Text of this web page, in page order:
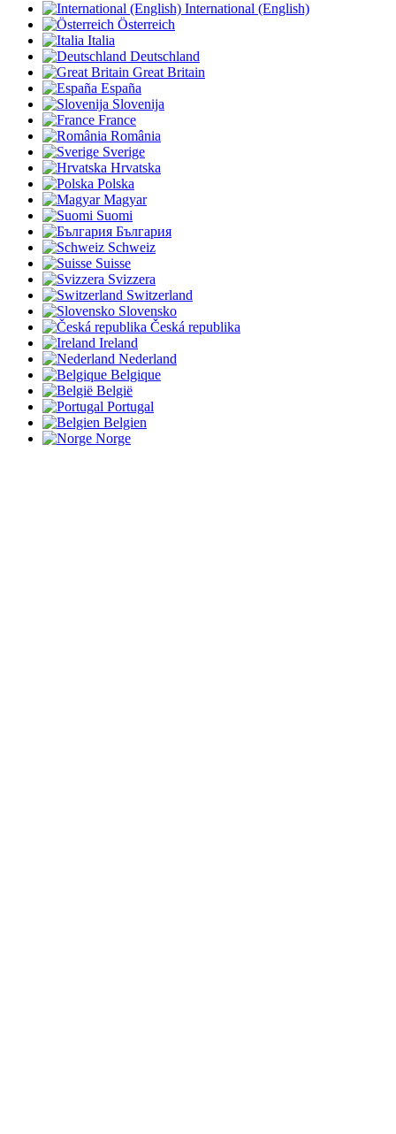
International (English)
Österreich
Italia
Deutschland
Great Britain
España
Slovenija
France
România
Sverige
Hrvatska
Polska
Magyar
Suomi
България
Schweiz
Suisse
Svizzera
Switzerland
Slovensko
Česká republika
Ireland
Nederland
Belgique
België
Portugal
Belgien
Norge